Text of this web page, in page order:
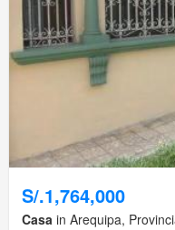
S/.1,764,000
Casa in Arequipa,